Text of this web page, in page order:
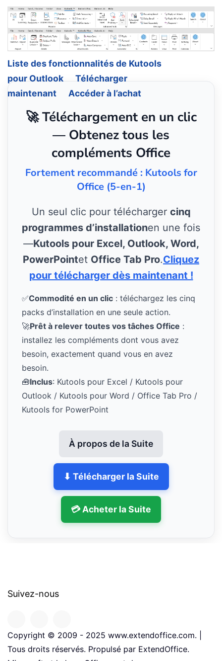
Liste des fonctionnalités de Kutools
pour Outlook
Télécharger
maintenant
Accéder à l’achat
🚀 Téléchargement en un clic
— Obtenez tous les
compléments Office
Fortement recommandé : Kutools for
Office (5-en-1)
Un seul clic pour télécharger cinq
programmes d’installationen une fois
—Kutools pour Excel, Outlook, Word,
PowerPointet Office Tab Pro.Cliquez
pour télécharger dès maintenant !
✅Commodité en un clic : téléchargez les cinq
packs d’installation en une seule action.
🚀Prêt à relever toutes vos tâches Office :
installez les compléments dont vous avez
besoin, exactement quand vous en avez
besoin.
🧰Inclus: Kutools pour Excel / Kutools pour
Outlook / Kutools pour Word / Office Tab Pro /
Kutools for PowerPoint
À propos de la Suite
⬇ Télécharger la Suite
💳 Acheter la Suite
Suivez-nous
Copyright © 2009 - 2025 www.extendoffice.com. |
Tous droits réservés. Propulsé par ExtendOffice.